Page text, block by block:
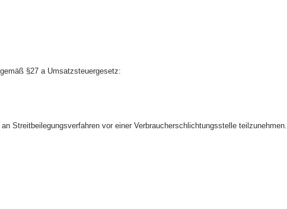
§27 a Umsatzsteuergesetz:
Streitbeilegungsverfahren vor einer Verbraucherschlichtungsstelle teilzunehmen.